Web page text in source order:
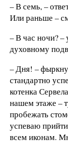
– В семь, –
Или раньше –
– В час ночи? –
духовному
– Дня! –
стандартно
котенка
нашем этаже –
пробежать
успеваю
всем иконам.